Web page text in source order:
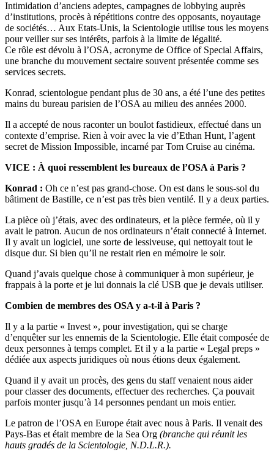
Intimidation d’anciens adeptes, campagnes de lobbying auprès
d’institutions, procès à répétitions contre des opposants, noyautage
de sociétés… Aux Etats-Unis, la Scientologie utilise tous les moyens
pour veiller sur ses intérêts, parfois à la limite de légalité.
Ce rôle est dévolu à l’OSA, acronyme de Office of Special Affairs,
une branche du mouvement sectaire souvent présentée comme ses
services secrets.
Konrad, scientologue pendant plus de 30 ans, a été l’une des petites
mains du bureau parisien de l’OSA au milieu des années 2000.
Il a accepté de nous raconter un boulot fastidieux, effectué dans un
contexte d’emprise. Rien à voir avec la vie d’Ethan Hunt, l’agent
secret de Mission Impossible, incarné par Tom Cruise au cinéma.
VICE : À quoi ressemblent les bureaux de l’OSA à Paris ?
Konrad : Oh ce n’est pas grand-chose. On est dans le sous-sol du
bâtiment de Bastille, ce n’est pas très bien ventilé. Il y a deux parties.
La pièce où j’étais, avec des ordinateurs, et la pièce fermée, où il y
avait le patron. Aucun de nos ordinateurs n’était connecté à Internet.
Il y avait un logiciel, une sorte de lessiveuse, qui nettoyait tout le
disque dur. Si bien qu’il ne restait rien en mémoire le soir.
Quand j’avais quelque chose à communiquer à mon supérieur, je
frappais à la porte et je lui donnais la clé USB que je devais utiliser.
Combien de membres des OSA y a-t-il à Paris ?
Il y a la partie « Invest », pour investigation, qui se charge
d’enquêter sur les ennemis de la Scientologie. Elle était composée de
deux personnes à temps complet. Et il y a la partie « Legal preps »
dédiée aux aspects juridiques où nous étions deux également.
Quand il y avait un procès, des gens du staff venaient nous aider
pour classer des documents, effectuer des recherches. Ça pouvait
parfois monter jusqu’à 14 personnes pendant un mois entier.
Le patron de l’OSA en Europe était avec nous à Paris. Il venait des
Pays-Bas et était membre de la Sea Org (branche qui réunit les
hauts gradés de la Scientologie, N.D.L.R.).